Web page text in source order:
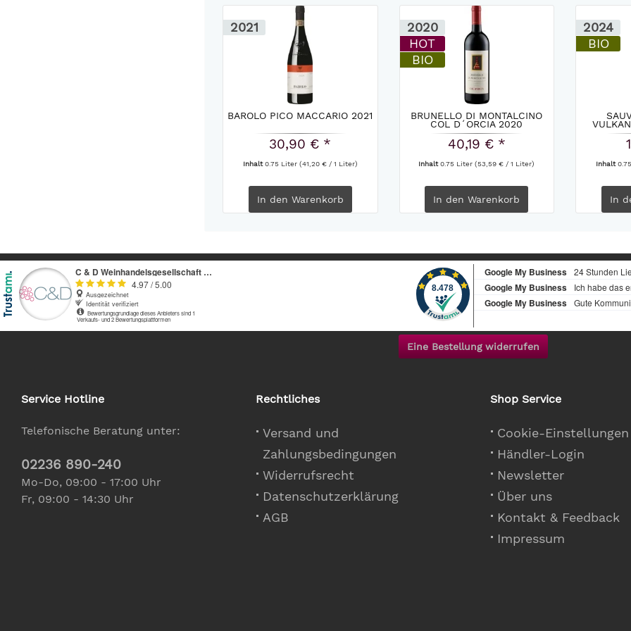
2021
BAROLO PICO MACCARIO 2021
30,90 € *
Inhalt0.75 Liter (41,20 € / 1 Liter)
In den Warenkorb
2020
HOT
BIO
BRUNELLO DI MONTALCINO
COL D´ORCIA 2020
40,19 € *
Inhalt0.75 Liter(53,59 € / 1 Liter)
In den Warenkorb
2024
BIO
Inhalt
In
Eine Bestellung widerrufen
Service Hotline
Telefonische Beratung unter:
02236 890-240
Mo-Do, 09:00 - 17:00 Uhr
Fr, 09:00 - 14:30 Uhr
Rechtliches
Versand und
Zahlungsbedingungen
Widerrufsrecht
Datenschutzerklärung
AGB
Shop Service
Cookie-Einstellungen
Händler-Login
Newsletter
Über uns
Kontakt & Feedback
Impressum